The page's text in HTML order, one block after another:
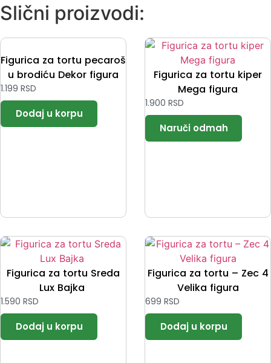
Slični proizvodi:
Figurica za tortu pecaroš
u brodiću Dekor figura
1.199 RSD
Figurica za tortu kiper
Mega figura
1.900 RSD
Figurica za tortu Sreda
Lux Bajka
1.590 RSD
Figurica za tortu – Zec 4
Velika figura
699 RSD